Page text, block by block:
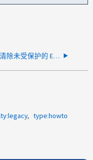
如何清除未受保护的 Exchange Online 邮箱？
type:howto